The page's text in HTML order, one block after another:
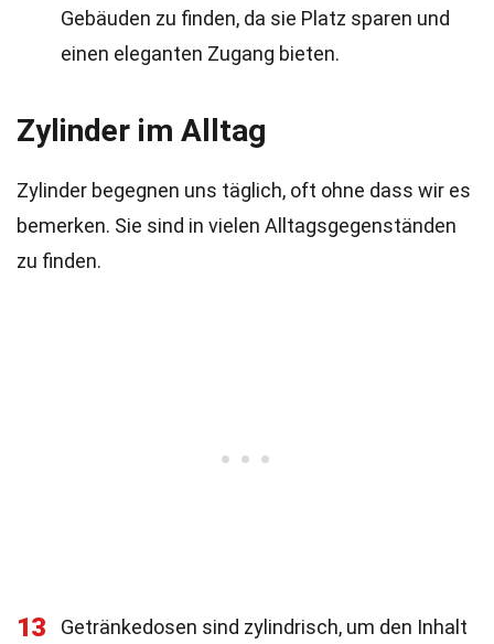
Gebäuden zu finden, da sie Platz sparen und
einen eleganten Zugang bieten.
Zylinder im Alltag
Zylinder begegnen uns täglich, oft ohne dass wir es
bemerken. Sie sind in vielen Alltagsgegenständen
zu finden.
13
Getränkedosen sind zylindrisch, um den Inhalt